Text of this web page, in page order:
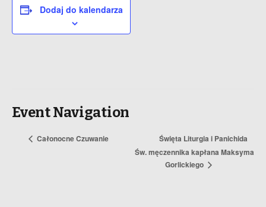
Dodaj do kalendarza
Event Navigation
Całonocne Czuwanie
Święta Liturgia i Panichida
Św. męczennika kapłana Maksyma
Gorlickiego